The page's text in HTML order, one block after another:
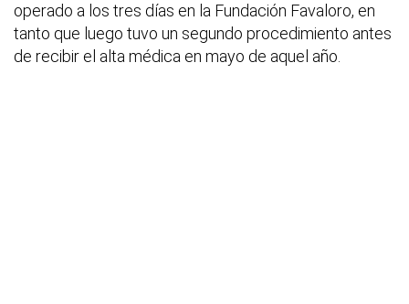
operado a los tres días en la Fundación Favaloro, en
tanto que luego tuvo un segundo procedimiento antes
de recibir el alta médica en mayo de aquel año.